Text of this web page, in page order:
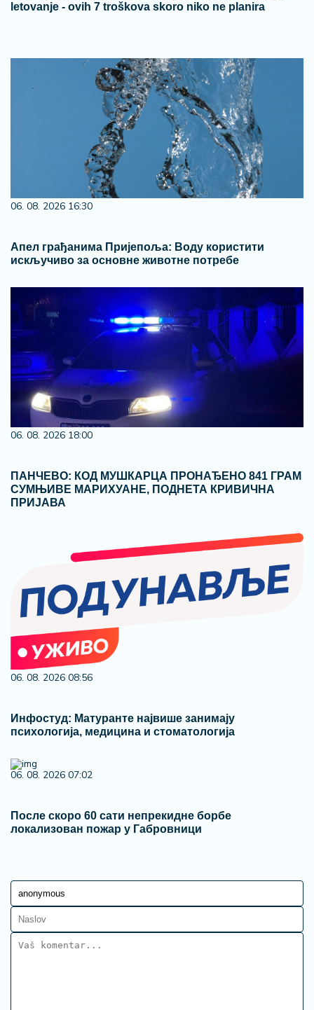
letovanje - ovih 7 troškova skoro niko ne planira
06. 08. 2026 16:30
Апел грађанима Пријепоља: Воду користити
искључиво за основне животне потребе
06. 08. 2026 18:00
ПАНЧЕВО: КОД МУШКАРЦА ПРОНАЂЕНО 841 ГРАМ
СУМЊИВЕ МАРИХУАНЕ, ПОДНЕТА КРИВИЧНА
ПРИЈАВА
06. 08. 2026 08:56
Инфостуд: Матуранте највише занимају
психологија, медицина и стоматологија
06. 08. 2026 07:02
После скоро 60 сати непрекидне борбе
локализован пожар у Габровници